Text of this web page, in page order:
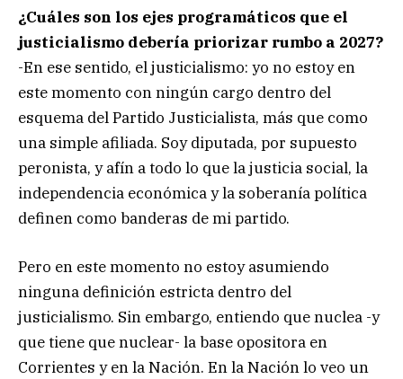
¿Cuáles son los ejes programáticos que el
justicialismo debería priorizar rumbo a 2027?
-En ese sentido, el justicialismo: yo no estoy en
este momento con ningún cargo dentro del
esquema del Partido Justicialista, más que como
una simple afiliada. Soy diputada, por supuesto
peronista, y afín a todo lo que la justicia social, la
independencia económica y la soberanía política
definen como banderas de mi partido.
Pero en este momento no estoy asumiendo
ninguna definición estricta dentro del
justicialismo. Sin embargo, entiendo que nuclea -y
que tiene que nuclear- la base opositora en
Corrientes y en la Nación. En la Nación lo veo un